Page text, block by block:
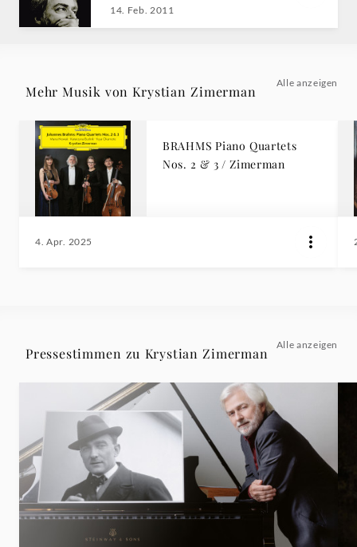
14. Feb. 2011
Mehr Musik von Krystian Zimerman
Alle anzeigen
BRAHMS Piano Quartets
Nos. 2 & 3 / Zimerman
4. Apr. 2025
Pressestimmen zu Krystian Zimerman
Alle anzeigen